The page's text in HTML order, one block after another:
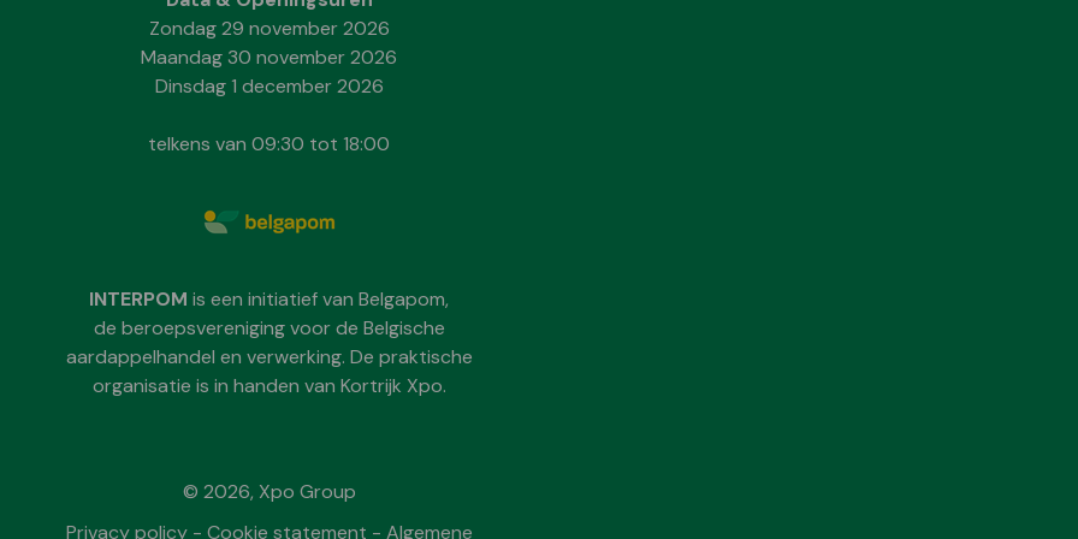
Zondag 29 november 2026
Maandag 30 november 2026
Dinsdag 1 december 2026
telkens van 09:30 tot 18:00
INTERPOMis een initiatief van Belgapom,
de beroepsvereniging voor de Belgische
aardappelhandel en verwerking. De praktische
organisatie is in handen van Kortrijk Xpo.
© 2026, Xpo Group
Privacy policy- Cookie statement - Algemene